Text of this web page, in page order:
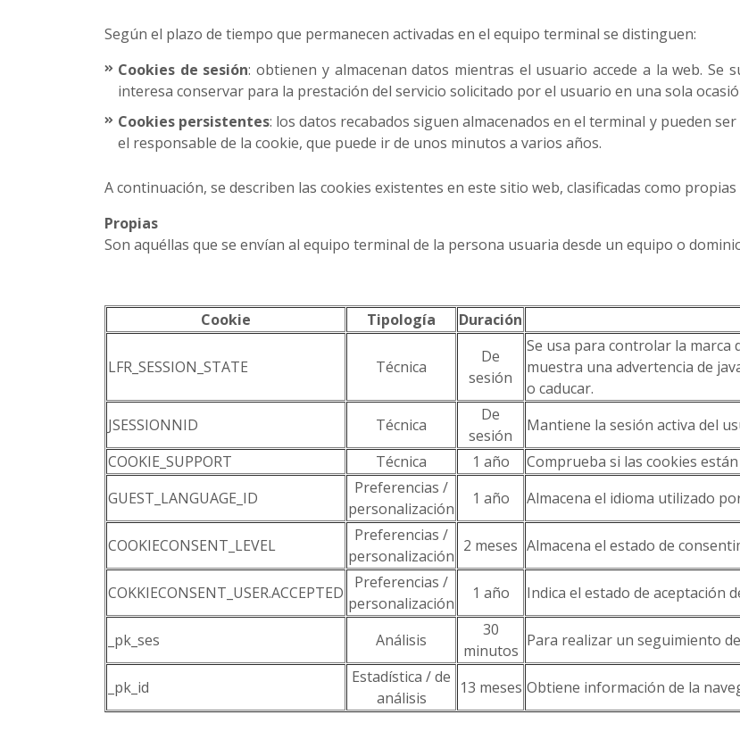
Según el plazo de tiempo que permanecen activadas en el equipo terminal se distinguen:
Cookies de sesión: obtienen y almacenan datos mientras el usuario accede a la web. Se
interesa conservar para la prestación del servicio solicitado por el usuario en una sola
Cookies persistentes: los datos recabados siguen almacenados en el terminal y pueden
el responsable de la cookie, que puede ir de unos minutos a varios años.
A continuación, se describen las cookies existentes en este sitio web, clasificadas como
Propias
Son aquéllas que se envían al equipo terminal de la persona usuaria desde un equipo o
Cookie Tipología Duración
LFR_SESSION_STATE Técnica
De
sesión
Se usa para controlar la marca
muestra una advertencia de
o caducar.
JSESSIONNID
Técnica
De
sesión
Mantiene la sesión activa del
COOKIE_SUPPORT
Técnica 1 año
Comprueba si las cookies
GUEST_LANGUAGE_ID
Preferencias /
personalización
1 año Almacena el idioma utilizado
COOKIECONSENT_LEVEL
Preferencias /
personalización
2 meses Almacena el estado de
COKKIECONSENT_USER.ACCEPTED
Preferencias /
personalización
1 año Indica el estado de aceptación
_pk_ses Análisis
30
minutos
Para realizar un seguimiento
_pk_id
Estadística / de
análisis
13 meses Obtiene información de la